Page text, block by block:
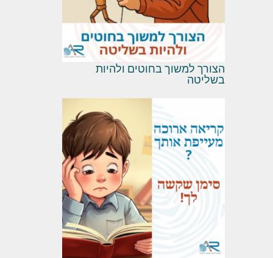
הצורך למשוך בחוטים ולהיות
בשליטה